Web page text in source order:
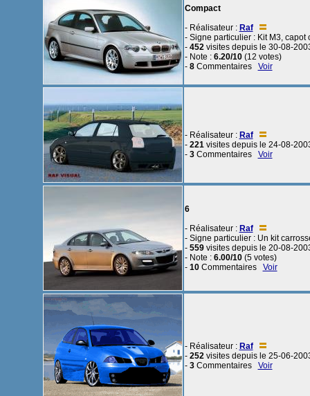
Compact
- Réalisateur : Raf
- Signe particulier : Kit M3, capot
- 452visites depuis le 30-08-
- Note : 6.20/10(12 votes)
- 8Commentaires Voir
- Réalisateur : Raf
- 221visites depuis le 24-08-
- 3Commentaires Voir
6
- Réalisateur : Raf
- Signe particulier : Un kit
- 559visites depuis le 20-08-
- Note : 6.00/10(5 votes)
- 10Commentaires Voir
- Réalisateur : Raf
- 252visites depuis le 25-06-
- 3Commentaires Voir